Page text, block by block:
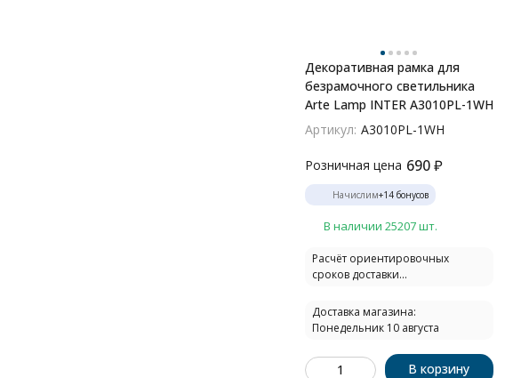
Декоративная рамка для
безрамочного светильника
Arte Lamp INTER A3010PL-1WH
Артикул: A3010PL-1WH
Розничная цена 690 ₽
Начислим+14бонусов
В наличии 25207 шт.
Расчёт ориентировочных
сроков доставки...
Доставка магазина:
Понедельник 10 августа
В корзину